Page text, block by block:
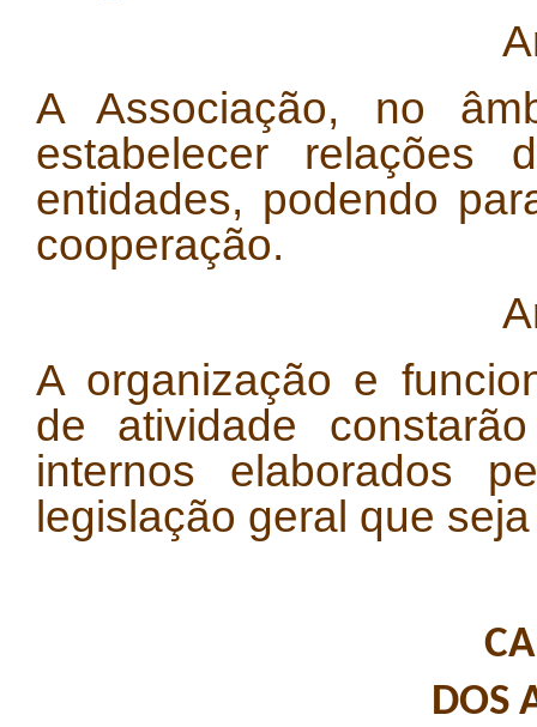
A Associação, no
estabelecer relações
entidades, podendo
cooperação.
A organização e
de atividade
internos elaborados
legislação geral que
DOS